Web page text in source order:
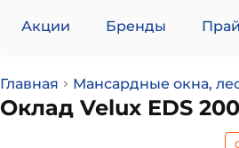
Акции Бренды
Главная Мансардные окна,
Оклад Velux EDS